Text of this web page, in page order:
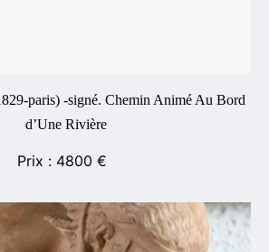
paris) -signé. Chemin Animé Au Bord
d’Une Rivière
4800 €